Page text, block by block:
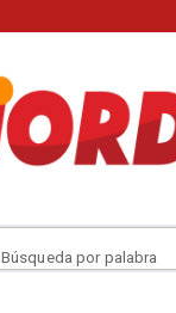
Búsqueda por palabra